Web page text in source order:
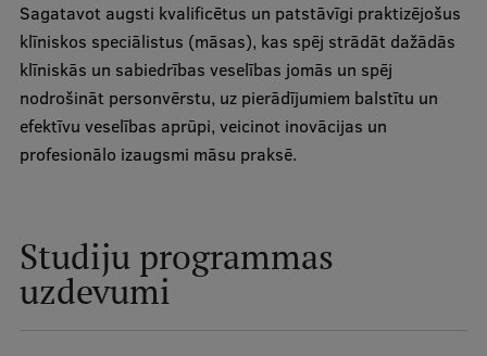
RSU fonds
Aula
Muzeji un ekspozīcijas
Ģerbonis
Reitingi
Virtuālā tūre
Sagatavot augsti kvalificētus un patstāvīgi praktizējošus
klīniskos speciālistus (māsas), kas spēj strādāt dažādās
klīniskās un sabiedrības veselības jomās un spēj
nodrošināt personvērstu, uz pierādījumiem balstītu un
efektīvu veselības aprūpi, veicinot inovācijas un
profesionālo izaugsmi māsu praksē.
Studiju programmas
uzdevumi